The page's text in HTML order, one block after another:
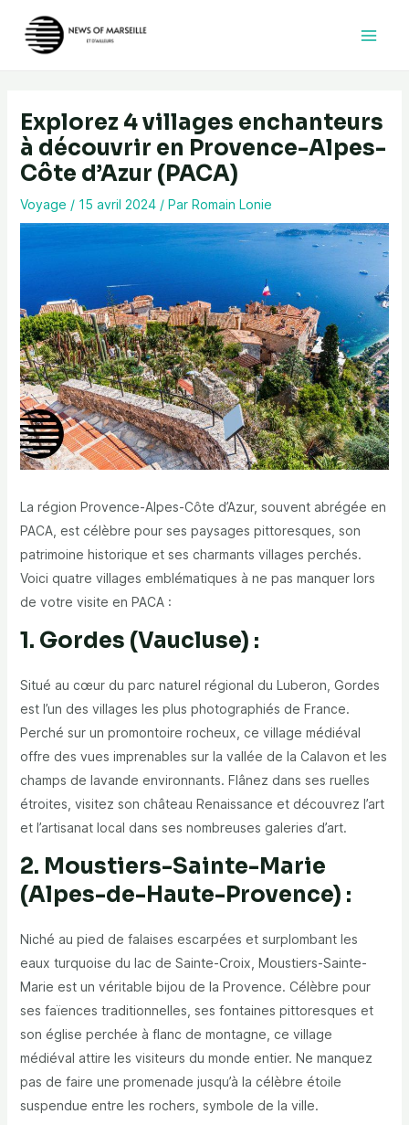
contenu
Explorez 4 villages enchanteurs
à découvrir en Provence-Alpes-
Côte d’Azur (PACA)
Voyage / 15 avril 2024 / Par Romain Lonie
La région Provence-Alpes-Côte d’Azur, souvent abrégée en
PACA, est célèbre pour ses paysages pittoresques, son
patrimoine historique et ses charmants villages perchés.
Voici quatre villages emblématiques à ne pas manquer lors
de votre visite en PACA :
1. Gordes (Vaucluse) :
Situé au cœur du parc naturel régional du Luberon, Gordes
est l’un des villages les plus photographiés de France.
Perché sur un promontoire rocheux, ce village médiéval
offre des vues imprenables sur la vallée de la Calavon et les
champs de lavande environnants. Flânez dans ses ruelles
étroites, visitez son château Renaissance et découvrez l’art
et l’artisanat local dans ses nombreuses galeries d’art.
2. Moustiers-Sainte-Marie
(Alpes-de-Haute-Provence) :
Niché au pied de falaises escarpées et surplombant les
eaux turquoise du lac de Sainte-Croix, Moustiers-Sainte-
Marie est un véritable bijou de la Provence. Célèbre pour
ses faïences traditionnelles, ses fontaines pittoresques et
son église perchée à flanc de montagne, ce village
médiéval attire les visiteurs du monde entier. Ne manquez
pas de faire une promenade jusqu’à la célèbre étoile
suspendue entre les rochers, symbole de la ville.